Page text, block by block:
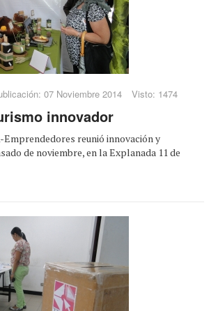
07 Noviembre 2014 Visto: 1474
innovador
reunió innovación y
de noviembre, en la Explanada 11 de